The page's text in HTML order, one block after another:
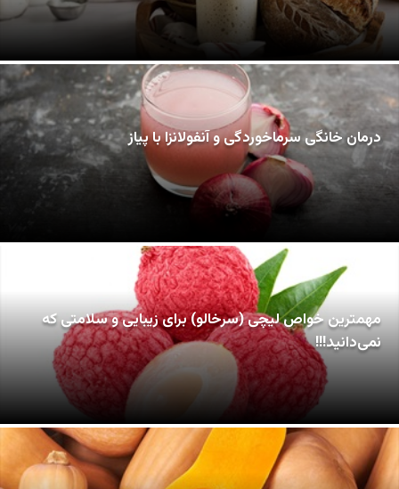
درمان خانگی سرماخوردگی و آنفولانزا با پیاز
مهمترین خواص لیچی (سرخالو) برای زیبایی و سلامتی که
نمی‌دانید!!!